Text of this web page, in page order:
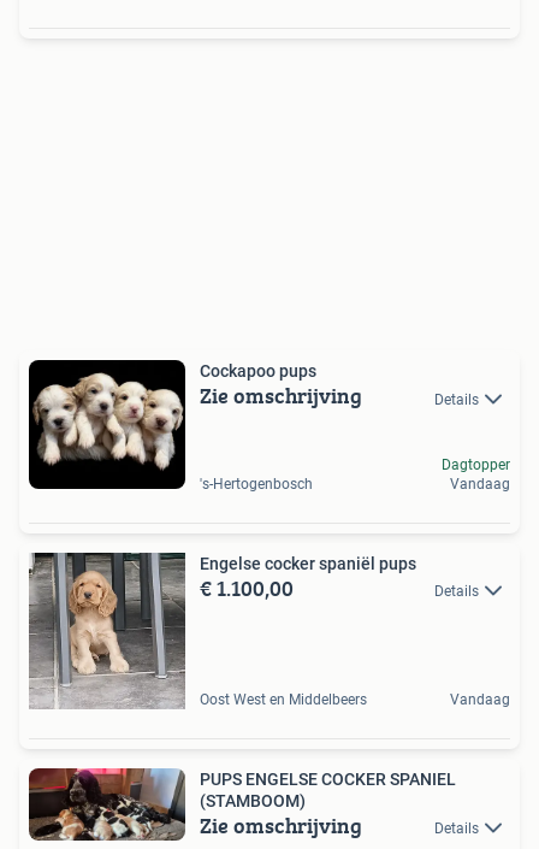
Cockapoo pups
Zie omschrijving Details
's-Hertogenbosch
Dagtopper
Vandaag
Engelse cocker spaniël pups
€ 1.100,00 Details
Oost West en Middelbeers Vandaag
PUPS ENGELSE COCKER SPANIEL
(STAMBOOM)
Zie omschrijving Details